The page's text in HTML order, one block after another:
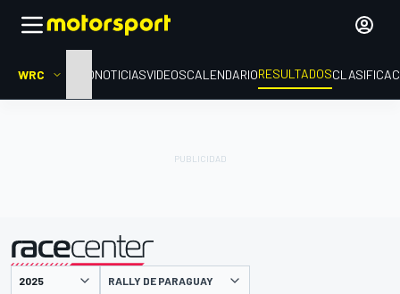
WRC INICIONOTICIASVIDEOSCALENDARIORESULTADOS
presentado por RALLY DE PARAGUAY